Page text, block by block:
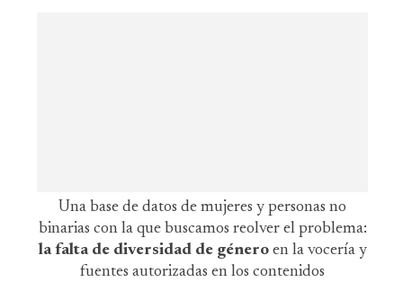
Una base de datos de mujeres y personas no
binarias con la que buscamos reolver el problema:
la falta de diversidad de género en la vocería y
fuentes autorizadas en los contenidos